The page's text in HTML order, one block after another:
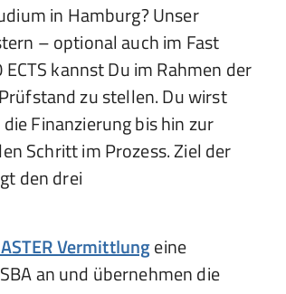
in Hamburg? Unser
– optional auch im Fast
kannst Du im Rahmen der
zu stellen. Du wirst
Finanzierung bis hin zur
Schritt im Prozess. Ziel der
den drei
Vermittlungeine
an und übernehmen die